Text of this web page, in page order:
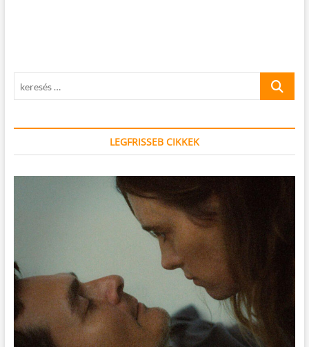
keresés
LEGFRISSEB CIKKEK